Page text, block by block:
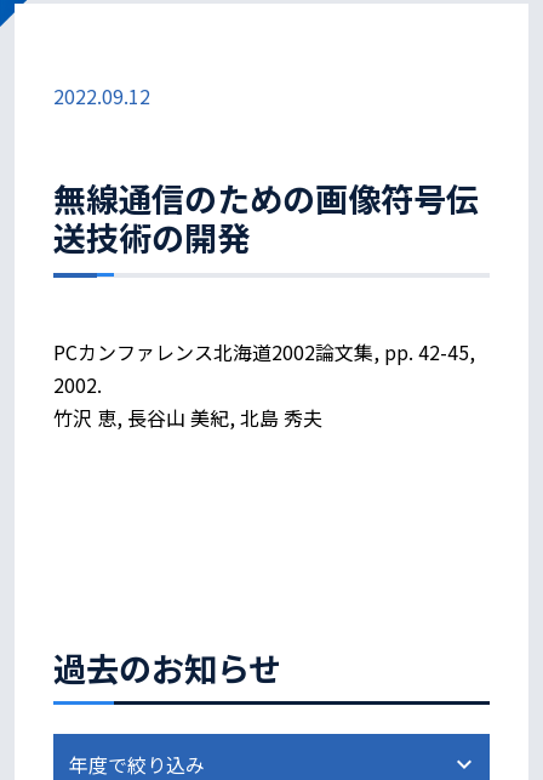
過去のお知らせ
2022.09.12
無線通信のための画像符号伝
送技術の開発
PCカンファレンス北海道2002論文集, pp. 42-45,
2002.
竹沢 恵, 長谷山 美紀, 北島 秀夫